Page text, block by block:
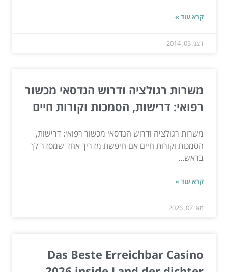
קרא עוד »
דצמ 05, 2014
משרות רגולציה ודרוש הנדסאי מכשור
רפואי: דרישות, הסמכות וקורות חיים
משרות רגולציה ודרוש הנדסאי מכשור רפואי: דרישות,
הסמכות וקורות חיים אם חיפשת מדריך אחד שמסדר לך
בראש...
קרא עוד »
מאי 07, 2026
Das Beste Erreichbar Casino